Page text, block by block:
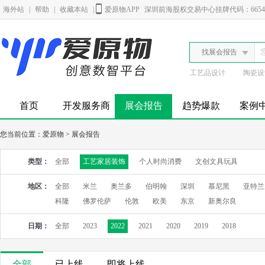
海外站 帮助 收藏本站 爱原物APP 深圳前海股权交易中心挂牌代码：
找展会报告
工艺品设计 陶瓷
首页 开发服务商 展会报告 趋势爆款 案例
您当前位置： 爱原物 > 展会报告
类型： 全部 工艺家居装饰 个人时尚消费 文创文具玩具
地区： 全部 米兰 奥兰多 伯明翰 深圳 慕尼黑
亚特
科隆
佛罗伦萨 伦敦 欧美 东京 新奥尔良
日期： 全部 2023 2022 2021 2020 2019 2018